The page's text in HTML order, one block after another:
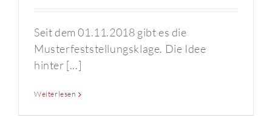
Seit dem 01.11.2018 gibt es die
Musterfeststellungsklage. Die Idee
hinter [...]
Weiterlesen